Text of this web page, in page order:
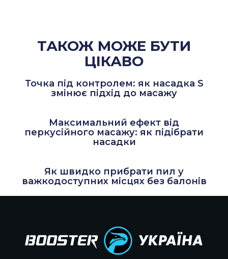
ТАКОЖ МОЖЕ БУТИ
ЦІКАВО
Точка під контролем: як насадка S
змінює підхід до масажу
Максимальний ефект від
перкусійного масажу: як підібрати
насадки
Як швидко прибрати пил у
важкодоступних місцях без балонів